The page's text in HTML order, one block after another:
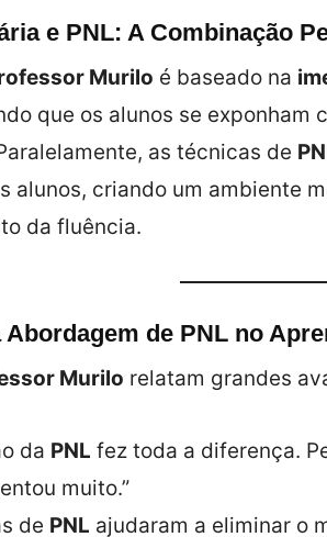
e PNL: A Combinação
Murilo é baseado na
que os alunos se exponham
as técnicas de
alunos, criando um ambiente
da fluência.
Abordagem de PNL no
Murilo relatam grandes
da PNL fez toda a diferença.
muito.”
de PNL ajudaram a eliminar o